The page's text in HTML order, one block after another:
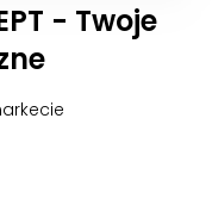
- Twoje